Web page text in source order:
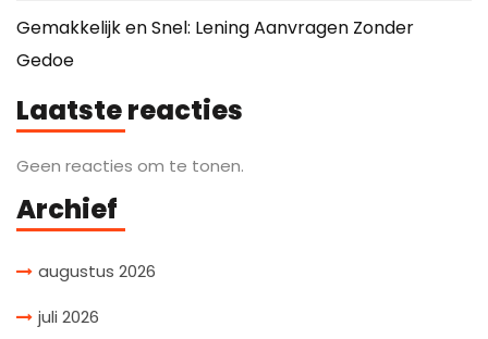
Gemakkelijk en Snel: Lening Aanvragen Zonder
Gedoe
Laatste reacties
Geen reacties om te tonen.
Archief
augustus 2026
juli 2026